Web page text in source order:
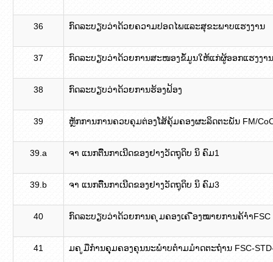
36 ກົດລະບຽບວ່າດ້ວຍຄວາມປອດໄພແລະສຸຂະພາບແຮງງານ
37 ກົດລະບຽບວ່າດ້ວຍການສະໜອງຂໍ້ມູນໃຫ້ແກ່ຜູ້ອອກແຮງງານ
38 ກົດລະບຽບວ່າດ້ວຍການຮ້ອງຟ້ອງ
39 ຫຼັກການການຄວບຄຸມຕ່ອງໂສ້ຄຸ້ມຄອງຜະລິດຕະພັນ FM/
39.a ຈາ​ ແນກຕົືນກາເນີດຂອງຢາງວັດຖຸດິບ​​ ນິ​ ຄົມ​1
39.b ຈາ​ ແນກຕົືນກາເນີດຂອງຢາງວັດຖຸດິບ​​ ນິ​ ຄົມ​3
40 ກົດລະບຽບວ່າດ້ວຍການຄ ຸມຄອງເຄ ືອງໝາຍການຄ້າຳFSC
41 ມຄ ູມືກຳນຄຸຸມຄອງຄຸນນະພຳບຕຳມມຳດຕະຖຳນ FSC-